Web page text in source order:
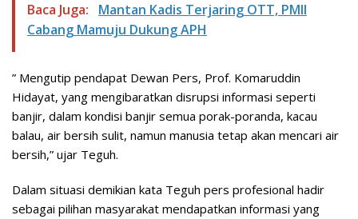
Baca Juga:
Mantan Kadis Terjaring OTT, PMII
Cabang Mamuju Dukung APH
” Mengutip pendapat Dewan Pers, Prof. Komaruddin
Hidayat, yang mengibaratkan disrupsi informasi seperti
banjir, dalam kondisi banjir semua porak-poranda, kacau
balau, air bersih sulit, namun manusia tetap akan mencari air
bersih,” ujar Teguh.
Dalam situasi demikian kata Teguh pers profesional hadir
sebagai pilihan masyarakat mendapatkan informasi yang